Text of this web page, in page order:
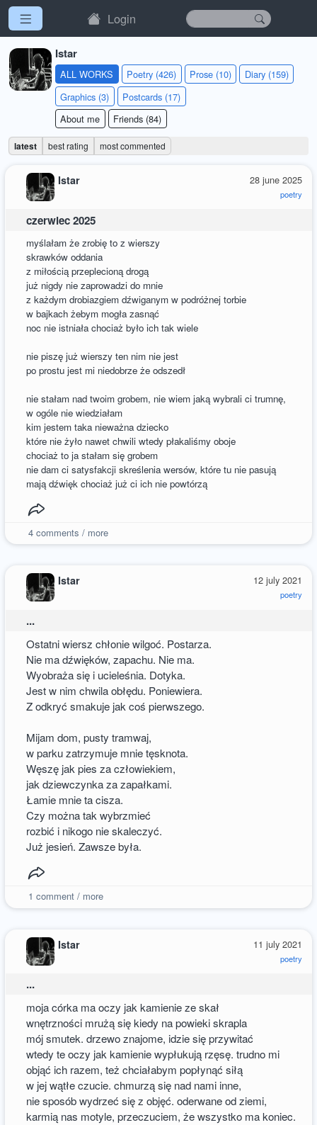
Login
Istar
ALL WORKS Poetry (426) Prose (10)
Diary (159)
Graphics (3)
Postcards (17)
About me
Friends (84)
latest best rating most commented
28 june 2025
poetry
Istar
czerwiec 2025
myślałam że zrobię to z wierszy
skrawków oddania
z miłością przeplecioną drogą
już nigdy nie zaprowadzi do mnie
z każdym drobiazgiem dźwiganym w podróżnej torbie
w bajkach żebym mogła zasnąć
noc nie istniała chociaż było ich tak wiele
nie piszę już wierszy ten nim nie jest
po prostu jest mi niedobrze że odszedł
nie stałam nad twoim grobem, nie wiem jaką wybrali ci trumnę,
w ogóle nie wiedziałam
kim jestem taka nieważna dziecko
które nie żyło nawet chwili wtedy płakaliśmy oboje
chociaż to ja stałam się grobem
nie dam ci satysfakcji skreślenia wersów, które tu nie pasują
mają dźwięk chociaż już ci ich nie powtórzą
4comments / more
12 july 2021
poetry
Istar
...
Ostatni wiersz chłonie wilgoć. Postarza.
Nie ma dźwięków, zapachu. Nie ma.
Wyobraża się i ucieleśnia. Dotyka.
Jest w nim chwila obłędu. Poniewiera.
Z odkryć smakuje jak coś pierwszego.
Mijam dom, pusty tramwaj,
w parku zatrzymuje mnie tęsknota.
Węszę jak pies za człowiekiem,
jak dziewczynka za zapałkami.
Łamie mnie ta cisza.
Czy można tak wybrzmieć
rozbić i nikogo nie skaleczyć.
Już jesień. Zawsze była.
1 comment / more
11 july 2021
poetry
Istar
...
moja córka ma oczy jak kamienie ze skał
wnętrzności mrużą się kiedy na powieki skrapla
mój smutek. drzewo znajome, idzie się przywitać
wtedy te oczy jak kamienie wypłukują rzęsę. trudno mi
objąć ich razem, też chciałabym popłynąć siłą
w jej wątłe czucie. chmurzą się nad nami inne,
nie sposób wydrzeć się z objęć. oderwane od ziemi,
karmią nas motyle, przeczuciem, że wszystko ma koniec.